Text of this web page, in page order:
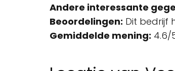
Andere interessante
Beoordelingen: Dit bedrijf
Gemiddelde mening: 4.6/